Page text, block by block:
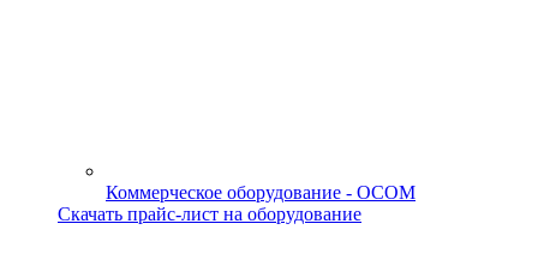
Коммерческое оборудование - OCOM
Скачать прайс-лист на оборудование